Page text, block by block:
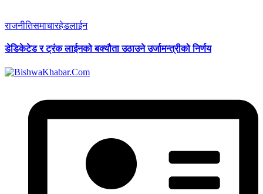
राजनीतिसमाचारहेडलाईन
डेडिकेटेड र ट्रंक लाईनको बक्यौता उठाउने उर्जामन्त्रीको निर्णय